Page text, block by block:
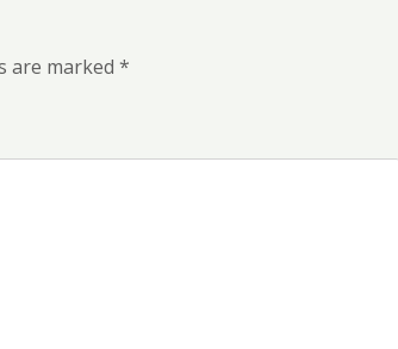
are marked *